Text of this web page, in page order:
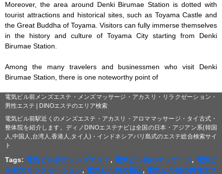
Moreover, the area around Denki Birumae Station is dotted with
tourist attractions and historical sites, such as Toyama Castle and
the Great Buddha of Toyama. Visitors can fully immerse themselves
in the history and culture of Toyama City starting from Denki
Birumae Station.
Among the many travelers and businessmen who visit Denki
Birumae Station, there is one noteworthy point of
電気ビル前メンズエステ・メンズマッサージ・アカスリ・リラクゼーション・
男性エステ | DINOエステのエリア検索
電気ビル前駅近くのメンズエステ・アカスリ・アロママッサージ・タイ古式・
整体院を紹介します。ディノDINOエステナビは全国の日本・アジアン系(韓国
人,中国人,台湾人,香港人,タイ人)・インドネシアバリ島式のエステ総合検索サイ
ト
Tags: 電気ビル前のメンズエステ, 電気ビル前のマッサージ, 電気ビ
ル前のリラクゼーション, 電気ビル前の指圧, 電気ビル前の男性エス